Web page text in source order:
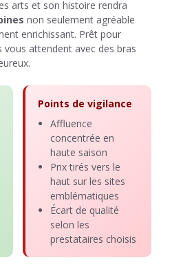
arts et son histoire rendra
non seulement agréable
enrichissant. Prêt pour
vous attendent avec des bras
Points de vigilance
Affluence
concentrée en
haute saison
Prix tirés vers le
haut sur les sites
emblématiques
Écart de qualité
selon les
prestataires choisis